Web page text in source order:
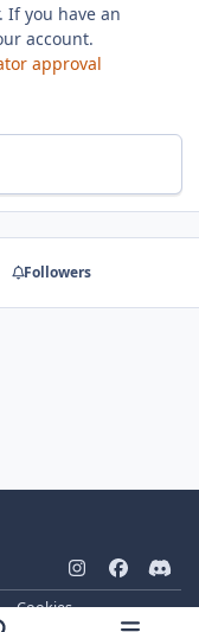
If you have an
account.
approval
Followers
n
a
d
i
s
Cookies